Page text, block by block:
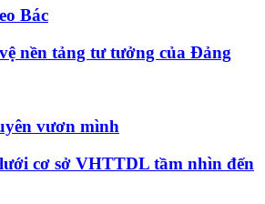
Bác
nền tảng tư tưởng của Đảng
vươn mình
cơ sở VHTTDL tầm nhìn đến